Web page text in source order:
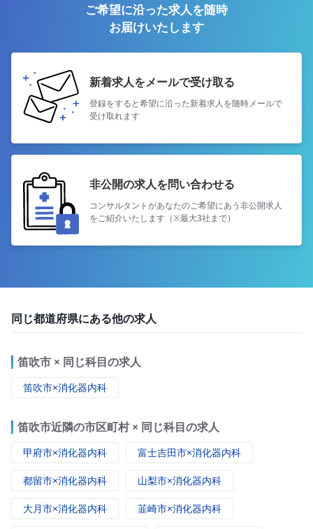
ご希望に沿った求人を随時
お届けいたします
新着求人をメールで受け取る
登録をすると希望に沿った新着求人を随時メールで
受け取れます
非公開の求人を問い合わせる
コンサルタントがあなたのご希望にあう非公開求人
をご紹介いたします（※最大3社まで）
同じ都道府県にある他の求人
笛吹市 × 同じ科目の求人
笛吹市×消化器内科
笛吹市近隣の市区町村 × 同じ科目の求人
甲府市×消化器内科 富士吉田市×消化器内科
都留市×消化器内科 山梨市×消化器内科
大月市×消化器内科 韮崎市×消化器内科